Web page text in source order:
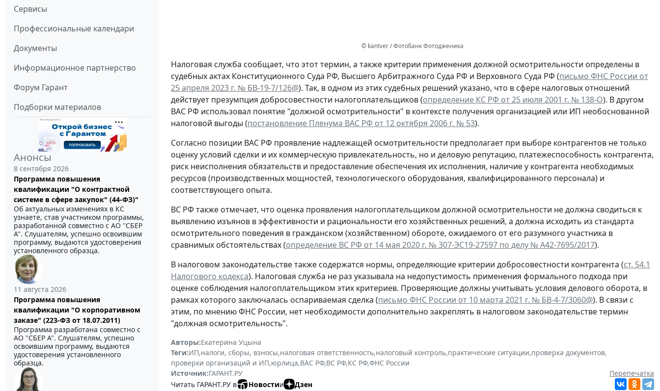
Сервисы
Профессиональные календари
Документы
Информационное партнерство
Форум Гарант
Подборки материалов
Анонсы
8 сентября 2026
Программа повышения
квалификации "О контрактной
системе в сфере закупок" (44-ФЗ)"
Об актуальных изменениях в КС
узнаете, став участником программы,
разработанной совместно с АО ''СБЕР
А". Слушателям, успешно освоившим
программу, выдаются удостоверения
установленного образца.
11 августа 2026
Программа повышения
квалификации "О корпоративном
заказе" (223-ФЗ от 18.07.2011)
Программа разработана совместно с
АО ''СБЕР А". Слушателям, успешно
освоившим программу, выдаются
удостоверения установленного
образца.
© kantver / Фотобанк Фотодженика
Налоговая служба сообщает, что этот термин, а также критерии применения должной осмотрительности определены в
судебных актах Конституционного Суда РФ, Высшего Арбитражного Суда РФ и Верховного Суда РФ (письмо ФНС России от
25 апреля 2023 г. № БВ-19-7/126@). Так, в одном из этих судебных решений указано, что в сфере налоговых отношений
действует презумпция добросовестности налогоплательщиков (определение КС РФ от 25 июля 2001 г. № 138-О). В другом
ВАС РФ использовал понятие "должной осмотрительности" в контексте получения организацией или ИП необоснованной
налоговой выгоды (постановление Пленума ВАС РФ от 12 октября 2006 г. № 53).
Согласно позиции ВАС РФ проявление надлежащей осмотрительности предполагает при выборе контрагентов не только
оценку условий сделки и их коммерческую привлекательность, но и деловую репутацию, платежеспособность контрагента,
риск неисполнения обязательств и предоставление обеспечения их исполнения, наличие у контрагента необходимых
ресурсов (производственных мощностей, технологического оборудования, квалифицированного персонала) и
соответствующего опыта.
ВС РФ также отмечает, что оценка проявления налогоплательщиком должной осмотрительности не должна сводиться к
выявлению изъянов в эффективности и рациональности его хозяйственных решений, а должна исходить из стандарта
осмотрительного поведения в гражданском (хозяйственном) обороте, ожидаемого от его разумного участника в
сравнимых обстоятельствах (определение ВС РФ от 14 мая 2020 г. № 307-ЭС19-27597 по делу № А42-7695/2017).
В налоговом законодательстве также содержатся нормы, определяющие критерии добросовестности контрагента (ст. 54.1
Налогового кодекса). Налоговая служба не раз указывала на недопустимость применения формального подхода при
оценке соблюдения налогоплательщиком этих критериев. Проверяющие должны учитывать условия делового оборота, в
рамках которого заключалась оспариваемая сделка (письмо ФНС России от 10 марта 2021 г. № БВ-4-7/3060@). В связи с
этим, по мнению ФНС России, нет необходимости дополнительно закреплять в налоговом законодательстве термин
"должная осмотрительность".
Авторы:Екатерина Уцына
Теги:ИП,налоги, сборы, взносы,налоговая ответственность,налоговый контроль,практические ситуации,проверка документов,
проверки организаций и ИП,юрлица,ВАС РФ,ВС РФ,КС РФ,ФНС России
Источник:ГАРАНТ.РУ
Перепечатка
Читать ГАРАНТ.РУ в
Новостии
Дзен